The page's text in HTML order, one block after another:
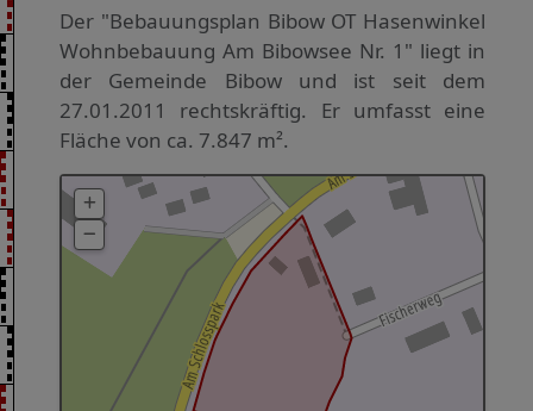
Der "Bebauungsplan Bibow OT Hasenwinkel
Wohnbebauung Am Bibowsee Nr. 1" liegt in
der Gemeinde Bibow und ist seit dem
27.01.2011 rechtskräftig. Er umfasst eine
Fläche von ca. 7.847 m².